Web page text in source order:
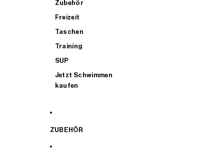
Zubehör
Freizeit
Taschen
Training
SUP
Jetzt Schwimmen
kaufen
ZUBEHÖR